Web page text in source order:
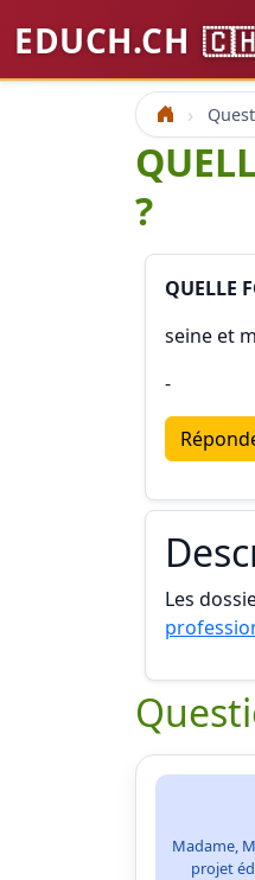
EDUCH.CH
Accueil
?
QUELLE
seine et
-
Les
Madame,
projet